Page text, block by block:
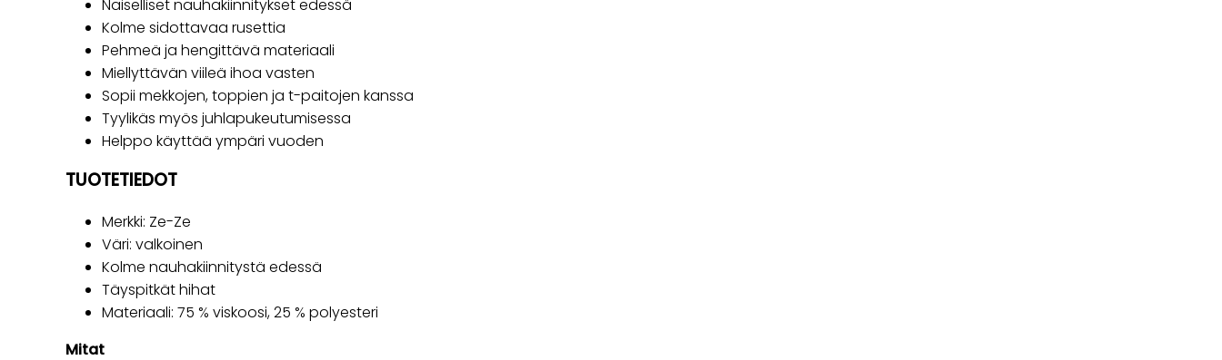
Naiselliset nauhakiinnitykset edessä
Kolme sidottavaa rusettia
Pehmeä ja hengittävä materiaali
Miellyttävän viileä ihoa vasten
Sopii mekkojen, toppien ja t-paitojen kanssa
Tyylikäs myös juhlapukeutumisessa
Helppo käyttää ympäri vuoden
TUOTETIEDOT
Merkki: Ze-Ze
Väri: valkoinen
Kolme nauhakiinnitystä edessä
Täyspitkät hihat
Materiaali: 75 % viskoosi, 25 % polyesteri
Mitat